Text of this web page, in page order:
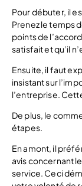
Pour débuter, il
Prenez le temps
points de
satisfait et qu’il
Ensuite, il faut
insistant sur
l’entreprise.
De plus, le
étapes.
En amont, il
avis concernant
service. Ceci